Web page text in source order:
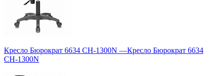
Кресло Бюрократ 6634 CH-1300N —Кресло Бюрократ 6634
CH-1300N